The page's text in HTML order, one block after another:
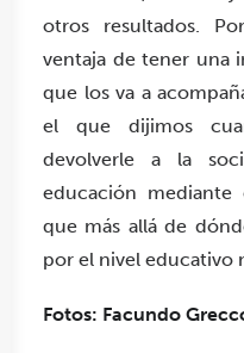
otros resultados.
ventaja de tener una
que los va a
el que dijimos
devolverle a la
educación
que más allá de
por el nivel educativo
Fotos: Facundo